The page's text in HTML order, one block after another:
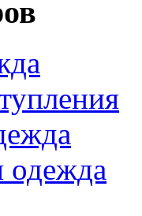
одежда